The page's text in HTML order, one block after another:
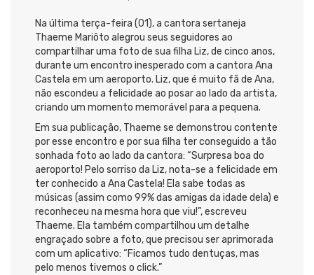
Na última terça-feira (01), a cantora sertaneja
Thaeme Mariôto alegrou seus seguidores ao
compartilhar uma foto de sua filha Liz, de cinco anos,
durante um encontro inesperado com a cantora Ana
Castela em um aeroporto. Liz, que é muito fã de Ana,
não escondeu a felicidade ao posar ao lado da artista,
criando um momento memorável para a pequena.
Em sua publicação, Thaeme se demonstrou contente
por esse encontro e por sua filha ter conseguido a tão
sonhada foto ao lado da cantora: “Surpresa boa do
aeroporto! Pelo sorriso da Liz, nota-se a felicidade em
ter conhecido a Ana Castela! Ela sabe todas as
músicas (assim como 99% das amigas da idade dela) e
reconheceu na mesma hora que viu!”, escreveu
Thaeme. Ela também compartilhou um detalhe
engraçado sobre a foto, que precisou ser aprimorada
com um aplicativo: “Ficamos tudo dentuças, mas
pelo menos tivemos o click.”